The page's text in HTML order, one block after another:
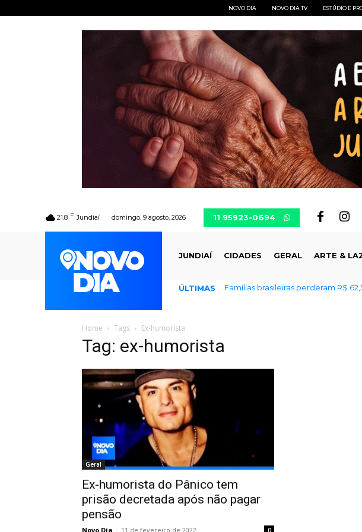
NOVO DIA NOVO DIA TV ESTÚDIO E
21.8 C Jundiaí domingo, 9 agosto, 2026 11 95923-0694
JUNDIAÍ CIDADES GERAL ARTE &
ÚLTIMAS Famílias brasileiras perderam R$
Home Tags Ex-humorista
Tag: ex-humorista
Geral
Ex-humorista do Pânico tem
prisão decretada após não pagar
pensão
Novo Dia - 11 de fevereiro de 2022 0